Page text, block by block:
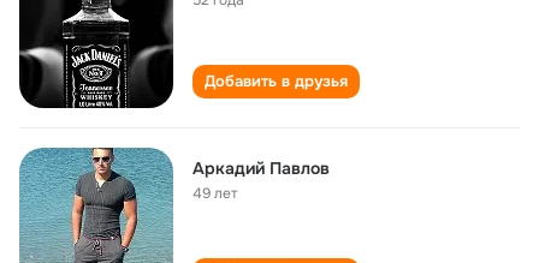
Добавить в друзья
Аркадий Павлов
49 лет